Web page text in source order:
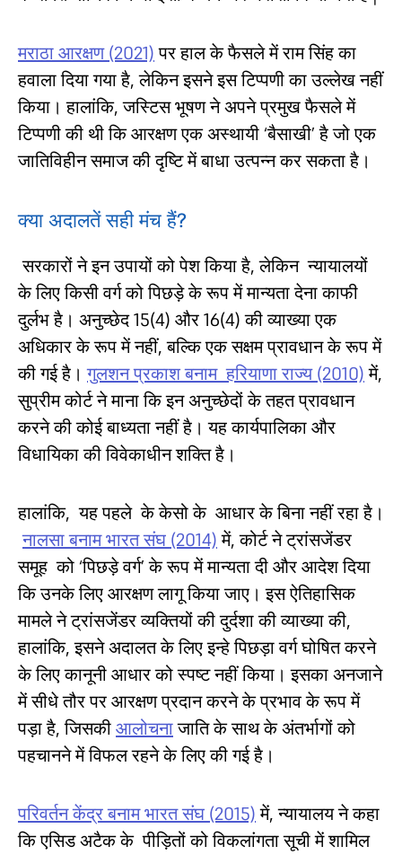
मराठा आरक्षण (2021)पर हाल के फैसले में राम सिंह का
हवाला दिया गया है, लेकिन इसने इस टिप्पणी का उल्लेख नहीं
किया। हालांकि, जस्टिस भूषण ने अपने प्रमुख फैसले में
टिप्पणी की थी कि आरक्षण एक अस्थायी ‘बैसाखी’ है जो एक
जातिविहीन समाज की दृष्टि में बाधा उत्पन्न कर सकता है।
क्या अदालतें सही मंच हैं?
सरकारों ने इन उपायों को पेश किया है, लेकिन न्यायालयों
के लिए किसी वर्ग को पिछड़े के रूप में मान्यता देना काफी
दुर्लभ है। अनुच्छेद 15(4) और 16(4) की व्याख्या एक
अधिकार के रूप में नहीं, बल्कि एक सक्षम प्रावधान के रूप में
की गई है।गुलशन प्रकाश बनाम हरियाणा राज्य (2010)में,
सुप्रीम कोर्ट ने माना कि इन अनुच्छेदों के तहत प्रावधान
करने की कोई बाध्यता नहीं है। यह कार्यपालिका और
विधायिका की विवेकाधीन शक्ति है।
हालांकि, यह पहले के केसो के आधार के बिना नहीं रहा है।
नालसा बनाम भारत संघ (2014)में, कोर्ट ने ट्रांसजेंडर
समूह को ‘पिछड़े वर्ग’ के रूप में मान्यता दी और आदेश दिया
कि उनके लिए आरक्षण लागू किया जाए। इस ऐतिहासिक
मामले ने ट्रांसजेंडर व्यक्तियों की दुर्दशा की व्याख्या की,
हालांकि, इसने अदालत के लिए इन्हे पिछड़ा वर्ग घोषित करने
के लिए कानूनी आधार को स्पष्ट नहीं किया। इसका अनजाने
में सीधे तौर पर आरक्षण प्रदान करने के प्रभाव के रूप में
पड़ा है, जिसकीआलोचनाजाति के साथ के अंतर्भागों को
पहचानने में विफल रहने के लिए की गई है।
परिवर्तन केंद्र बनाम भारत संघ (2015)में, न्यायालय ने कहा
कि एसिड अटैक के पीड़ितों को विकलांगता सूची में शामिल